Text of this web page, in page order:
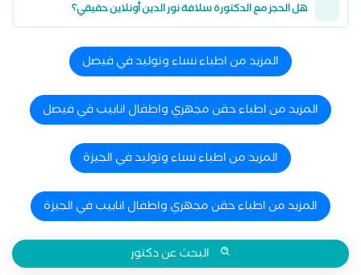
هل الحجز مع الدكتورة سلافة نور الدين أونلاين حقيقي؟
المزيد من اطباء نساء وتوليد في فيصل
المزيد من اطباء حقن مجهري واطفال انابيب في فيصل
المزيد من اطباء نساء وتوليد في الجيزة
المزيد من اطباء حقن مجهري واطفال انابيب في الجيزة
البحث عن دكتور